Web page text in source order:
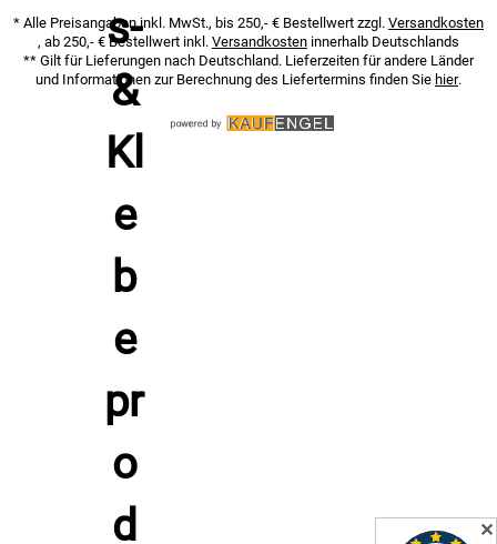
* Alle Preisangaben inkl. MwSt., bis 250,- € Bestellwert zzgl. Versandkosten
, ab 250,- € Bestellwert inkl. Versandkosten innerhalb Deutschlands
** Gilt für Lieferungen nach Deutschland. Lieferzeiten für andere Länder
und Informationen zur Berechnung des Liefertermins finden Sie hier.
✕